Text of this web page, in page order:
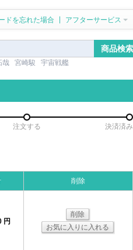
ドを忘れた場合 アフターサービス
哉 宮崎駿 宇宙戦艦
注文する 決済済み
削除
円
削除
お気に入りに入れる